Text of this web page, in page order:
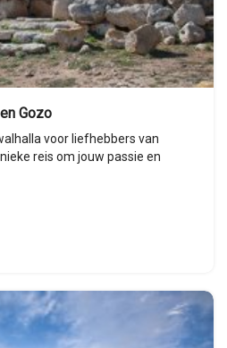
Gozo
voor liefhebbers van
reis om jouw passie en